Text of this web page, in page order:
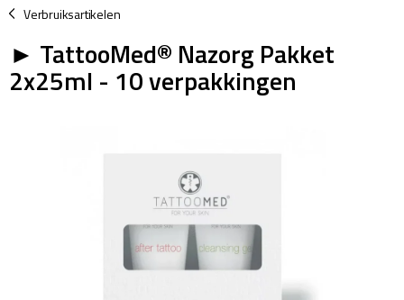
Verbruiksartikelen
/
► TattooMed® Nazorg Pakket
2x25ml - 10 verpakkingen